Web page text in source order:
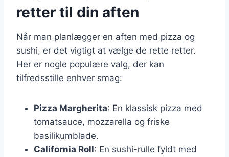
retter til din aften
Når man planlægger en aften med pizza og
sushi, er det vigtigt at vælge de rette retter.
Her er nogle populære valg, der kan
tilfredsstille enhver smag:
Pizza Margherita: En klassisk pizza med
tomatsauce, mozzarella og friske
basilikumblade.
California Roll: En sushi-rulle fyldt med